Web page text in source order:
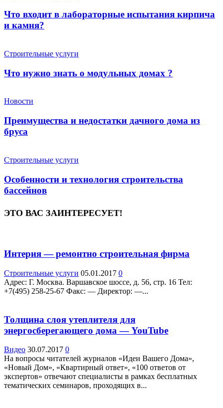
Что входит в лабораторные испытания кирпича
и камня?
Строительные услуги
Что нужно знать о модульных домах ?
Новости
Преимущества и недостатки дачного дома из
бруса
Строительные услуги
Особенности и технология строительства
бассейнов
ЭТО ВАС ЗАИНТЕРЕСУЕТ!
Интерия — ремонтно строительная фирма
Строительные услуги 05.01.2017 0
Адрес: Г. Москва. Варшавское шоссе, д. 56, стр. 16 Teл:
+7(495) 258-25-67 Факс: — Директор: —...
Толщина слоя утеплителя для
энергосберегающего дома — YouTube
Видео 30.07.2017 0
На вопросы читателей журналов «Идеи Вашего Дома»,
«Новый Дом», «Квартирный ответ», «100 ответов от
экспертов» отвечают специалисты в рамках бесплатных
тематических семинаров, проходящих в...